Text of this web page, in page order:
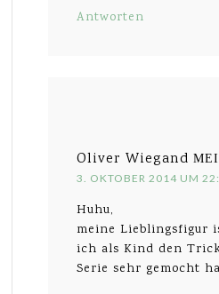
Antworten
Oliver Wiegand
3. OKTOBER 2014 UM
Huhu,
meine Lieblingsfigur
ich als Kind den
Serie sehr gemocht